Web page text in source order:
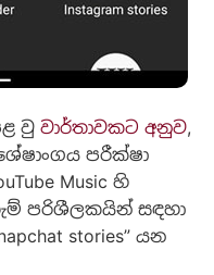
වු වාර්තාවකට අනුව,
පරීක්ෂා
Music හි
පරිශීලකයින් සඳහා
stories” යන